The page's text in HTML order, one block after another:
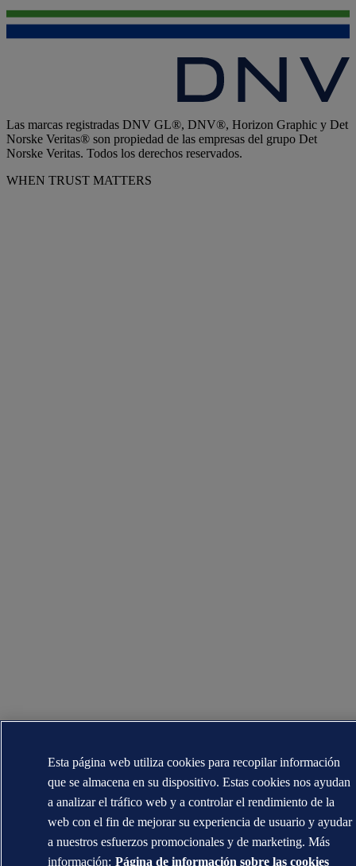
Las marcas registradas DNV GL®, DNV®, Horizon Graphic y Det
Norske Veritas® son propiedad de las empresas del grupo Det
Norske Veritas. Todos los derechos reservados.
WHEN TRUST MATTERS
Esta página web utiliza cookies para recopilar información
que se almacena en su dispositivo. Estas cookies nos ayudan
a analizar el tráfico web y a controlar el rendimiento de la
web con el fin de mejorar su experiencia de usuario y ayudar
a nuestros esfuerzos promocionales y de marketing. Más
información: Página de información sobre las cookies